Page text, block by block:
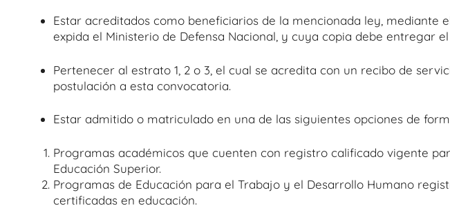
Estar acreditados como beneficiarios de la mencionada ley, mediante
expida el Ministerio de Defensa Nacional, y cuya copia debe entregar el
Pertenecer al estrato 1, 2 o 3, el cual se acredita con un recibo de
postulación a esta convocatoria.
Estar admitido o matriculado en una de las siguientes opciones de
Programas académicos que cuenten con registro calificado vigente
Educación Superior.
Programas de Educación para el Trabajo y el Desarrollo Humano
certificadas en educación.